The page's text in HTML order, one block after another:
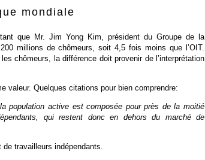
mondiale
que Mr. Jim Yong Kim, président du Groupe de la
millions de chômeurs, soit 4,5 fois moins que l’OIT.
les chômeurs, la différence doit provenir de l’interprétation
valeur. Quelques citations pour bien comprendre:
population active est composée pour près de la moitié
qui restent donc en dehors du marché de
travailleurs indépendants.